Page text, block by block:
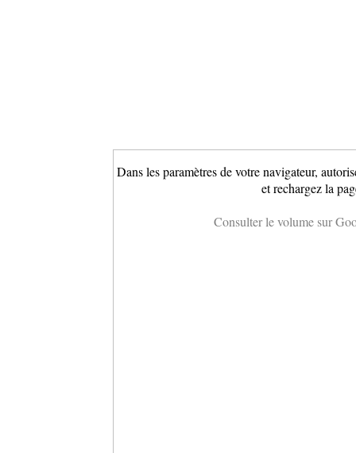
Dans les paramètres de votre navigateur,
et rechargez la
Consulter le volume sur